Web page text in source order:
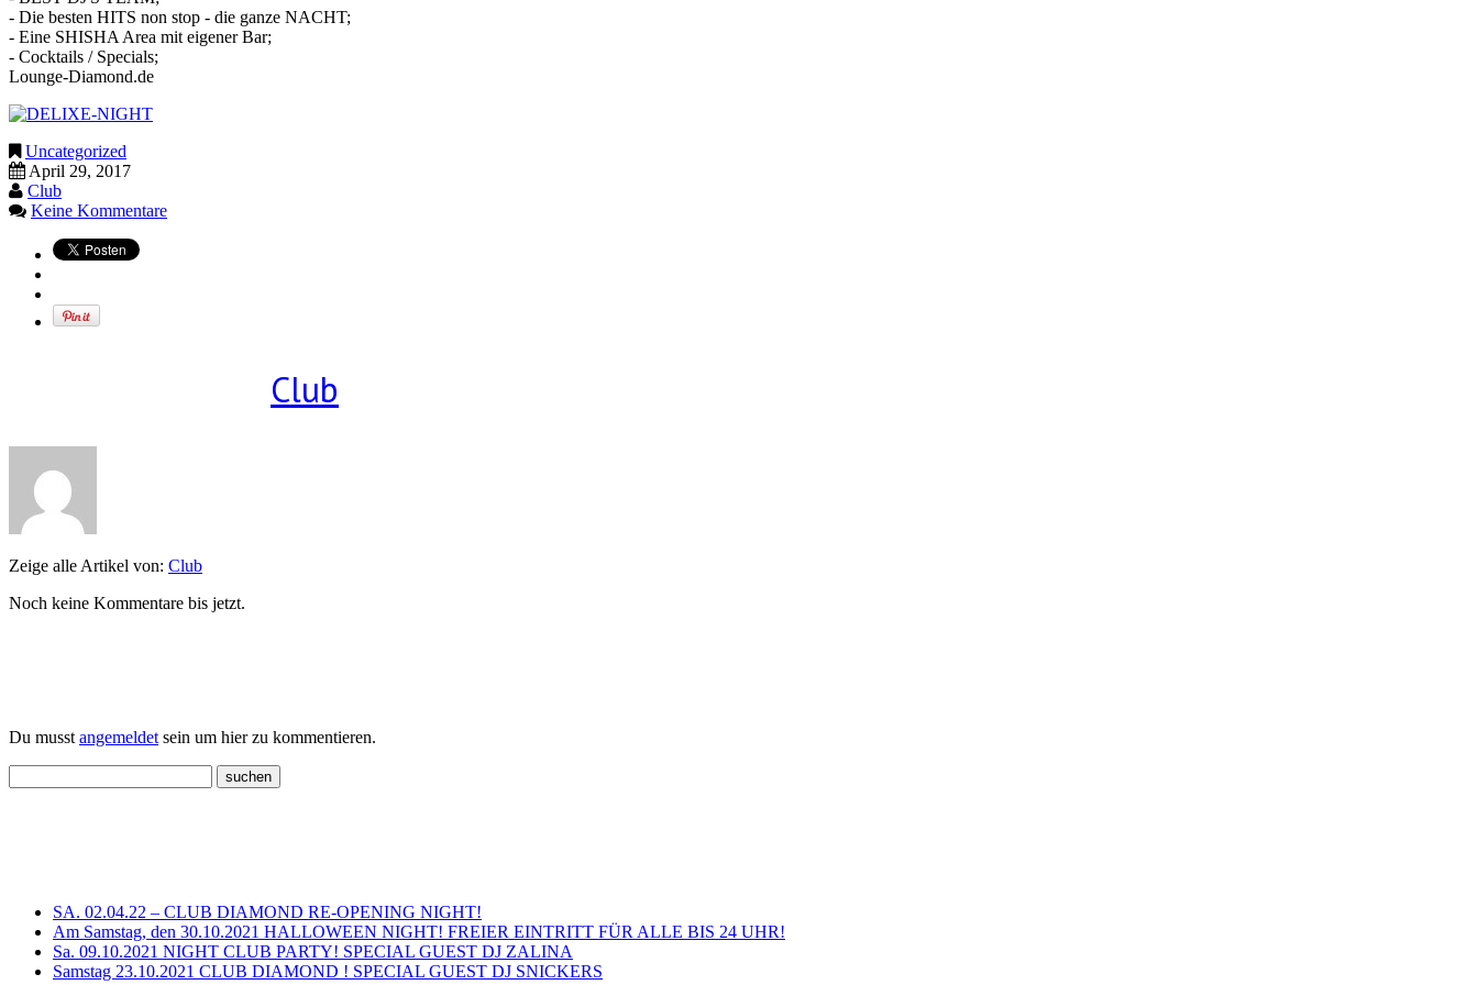
- Die besten HITS non stop - die ganze NACHT;
- Eine SHISHA Area mit eigener Bar;
- Cocktails / Specials;
Lounge-Diamond.de
Uncategorized
April 29, 2017
Club
Keine Kommentare
Club
Zeige alle Artikel von: Club
Noch keine Kommentare bis jetzt.
Du musst angemeldet sein um hier zu kommentieren.
SA. 02.04.22 – CLUB DIAMOND RE-OPENING NIGHT!
Am Samstag, den 30.10.2021 HALLOWEEN NIGHT! FREIER EINTRITT FÜR ALLE BIS 24 UHR!
Sa. 09.10.2021 NIGHT CLUB PARTY! SPECIAL GUEST DJ ZALINA
Samstag 23.10.2021 CLUB DIAMOND ! SPECIAL GUEST DJ SNICKERS